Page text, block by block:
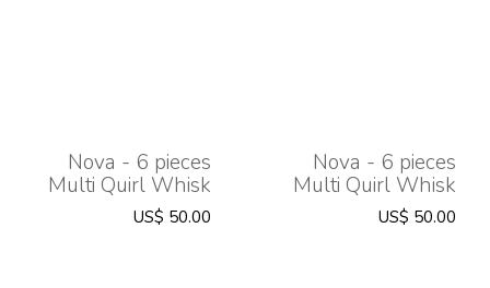
Nova - 6 pieces
Multi Quirl Whisk
Set Orange
US$ 50.00
Nova - 6 pieces
Multi Quirl Whisk
Set Blue
US$ 50.00